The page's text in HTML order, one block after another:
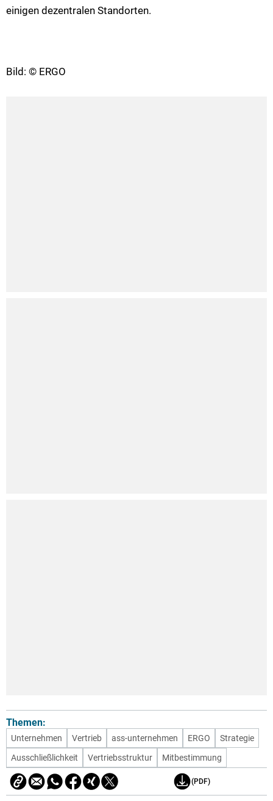
einigen dezentralen Standorten.
Bild: © ERGO
Themen:
Unternehmen Vertrieb ass-unternehmen ERGO
Strategie
Ausschließlichkeit
Vertriebsstruktur Mitbestimmung
(PDF)